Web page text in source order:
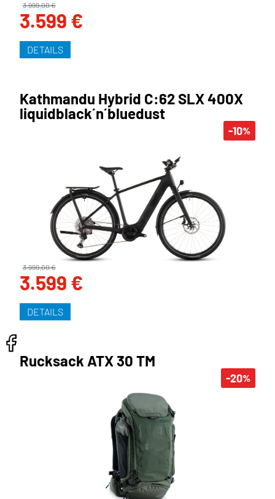
3.599 €
3.999,00 €
DETAILS
-10%
Kathmandu Hybrid C:62 SLX 400X
liquidblack´n´bluedust
3.599 €
3.999,00 €
DETAILS
-20%
Rucksack ATX 30 TM